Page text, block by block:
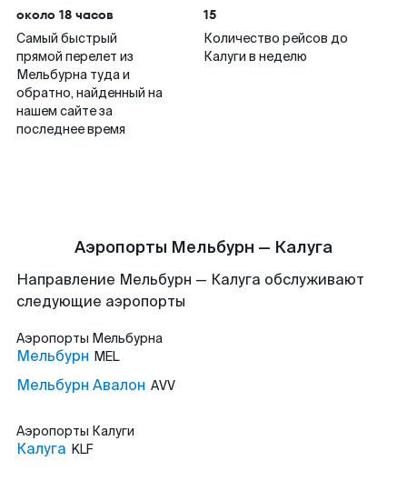
около 18 часов
Самый быстрый
прямой перелет из
Мельбурна туда и
обратно, найденный на
нашем сайте за
последнее время
15
Количество рейсов до
Калуги в неделю
Аэропорты Мельбурн — Калуга
Направление Мельбурн — Калуга обслуживают
следующие аэропорты
Аэропорты Мельбурна
Мельбурн MEL
Мельбурн Авалон AVV
Аэропорты Калуги
Калуга KLF